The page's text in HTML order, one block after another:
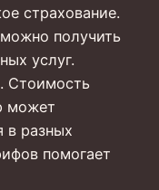
страхование.
получить
услуг.
. Стоимость
может
в разных
помогает